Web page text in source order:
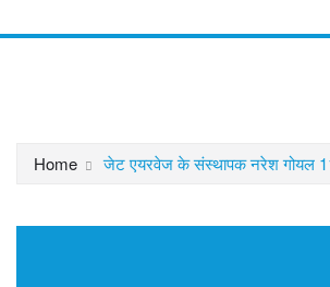
Home जेट एयरवेज के संस्थापक नरेश गोयल